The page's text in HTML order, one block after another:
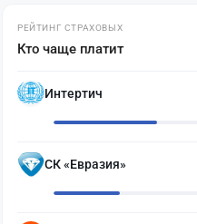
РЕЙТИНГ СТРАХОВЫХ
Кто чаще платит
Интертич
СК «Евразия»